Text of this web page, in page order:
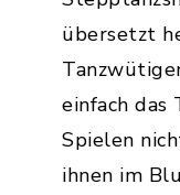
übersetzt
einfach das
Spielen
ihnen im